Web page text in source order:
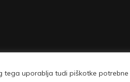
tega uporablja tudi piškotke
- vse pravice pridržane |Pogoji uporabe